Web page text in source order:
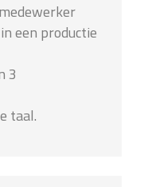
een productie
3
taal.